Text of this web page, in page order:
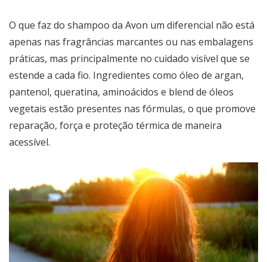
O que faz do shampoo da Avon um diferencial não está
apenas nas fragrâncias marcantes ou nas embalagens
práticas, mas principalmente no cuidado visível que se
estende a cada fio. Ingredientes como óleo de argan,
pantenol, queratina, aminoácidos e blend de óleos
vegetais estão presentes nas fórmulas, o que promove
reparação, força e proteção térmica de maneira
acessível.